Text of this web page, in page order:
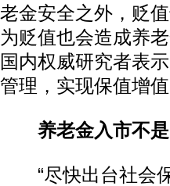
老金安全之外，贬
为贬值也会造成养
国内权威研究者表
管理，实现保值增
养老金入市不
“尽快出台社会保